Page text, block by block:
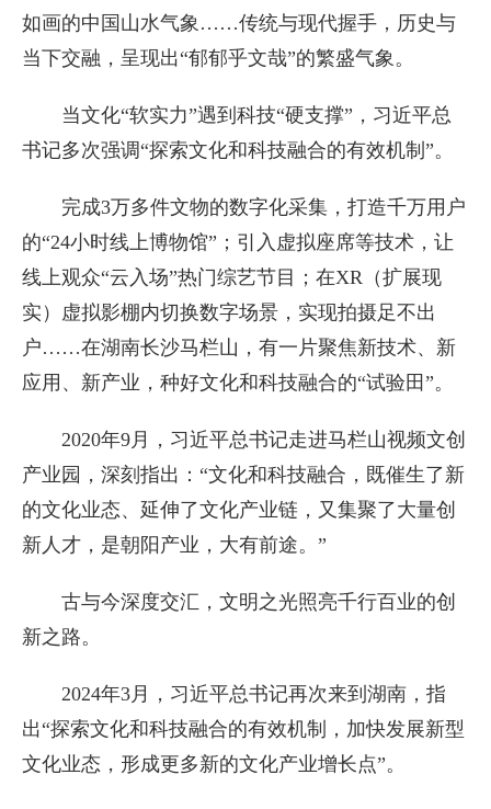
如画的中国山水气象……传统与现代握手，历史与
当下交融，呈现出“郁郁乎文哉”的繁盛气象。
当文化“软实力”遇到科技“硬支撑”，习近平总
书记多次强调“探索文化和科技融合的有效机制”。
完成3万多件文物的数字化采集，打造千万用户
的“24小时线上博物馆”；引入虚拟座席等技术，让
线上观众“云入场”热门综艺节目；在XR（扩展现
实）虚拟影棚内切换数字场景，实现拍摄足不出
户……在湖南长沙马栏山，有一片聚焦新技术、新
应用、新产业，种好文化和科技融合的“试验田”。
2020年9月，习近平总书记走进马栏山视频文创
产业园，深刻指出：“文化和科技融合，既催生了新
的文化业态、延伸了文化产业链，又集聚了大量创
新人才，是朝阳产业，大有前途。”
古与今深度交汇，文明之光照亮千行百业的创
新之路。
2024年3月，习近平总书记再次来到湖南，指
出“探索文化和科技融合的有效机制，加快发展新型
文化业态，形成更多新的文化产业增长点”。